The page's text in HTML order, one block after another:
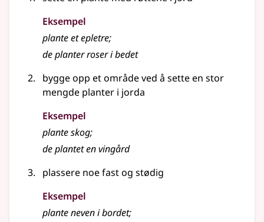
Eksempel
plante et epletre;
de planter roser i bedet
bygge opp et område ved å sette en stor
mengde planter i jorda
Eksempel
planteskog;
de plantet en vingård
plassere noe fast og stødig
Eksempel
planteneven i bordet;